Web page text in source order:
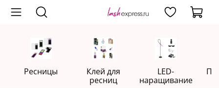
Ресницы
Клей для
ресниц
LED-
наращивание